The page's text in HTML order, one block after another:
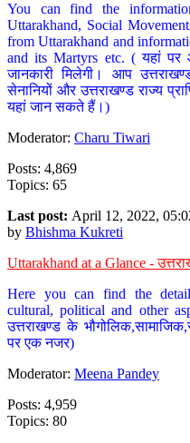
You can find the
Uttarakhand, Social
from Uttarakhand and
and its Martyrs etc. ( यहां पर
जानकारी मिलेगी। आप
सेनानियों और उत्तराखण्ड राज्य
यहां जान सकते हैं।)
Moderator: Charu Tiwari
Posts: 4,869
Topics: 65
Last post: April 12, 2022,
by Bhishma Kukreti
Uttarakhand at a Glance -
Here you can find the
cultural, political and other
उत्तराखण्ड के
पर एक नजर)
Moderator: Meena Pandey
Posts: 4,959
Topics: 80